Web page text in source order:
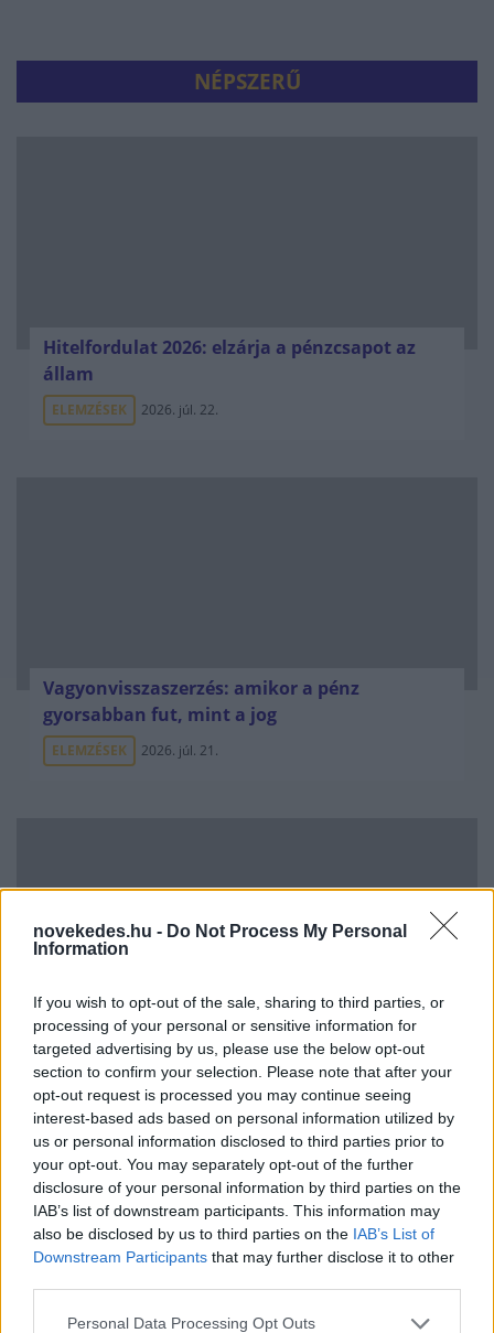
novekedes.hu - Do Not Process My Personal
Information
If you wish to opt-out of the sale, sharing to third parties, or
processing of your personal or sensitive information for
targeted advertising by us, please use the below opt-out
section to confirm your selection. Please note that after your
opt-out request is processed you may continue seeing
interest-based ads based on personal information utilized by
us or personal information disclosed to third parties prior to
your opt-out. You may separately opt-out of the further
disclosure of your personal information by third parties on the
IAB’s list of downstream participants. This information may
also be disclosed by us to third parties on the IAB’s List of
Downstream Participants that may further disclose it to other
Please note that this website/app uses one or more Google
Personal Data Processing Opt Outs
NÉPSZERŰ
Hitelfordulat 2026: elzárja a pénzcsapot az
állam
ELEMZÉSEK 2026. júl. 22.
Vagyonvisszaszerzés: amikor a pénz
gyorsabban fut, mint a jog
ELEMZÉSEK 2026. júl. 21.
Kéthónapos a Tisza-kormány: íme a mérleg!
ELEMZÉSEK 2026. júl. 21.